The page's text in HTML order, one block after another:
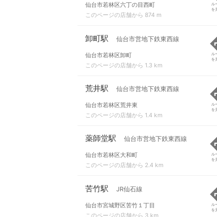
仙台市若林区六丁の目西町
このページの店舗から 874 m
ル
を
卸町駅 仙台市営地下鉄東西線
仙台市若林区卸町
このページの店舗から 1.3 km
ル
を
荒井駅 仙台市営地下鉄東西線
仙台市若林区荒井東
このページの店舗から 1.4 km
ル
を
薬師堂駅 仙台市営地下鉄東西線
仙台市若林区大和町
このページの店舗から 2.4 km
ル
を
苦竹駅 JR仙石線
仙台市宮城野区苦竹１丁目
このページの店舗から 3 km
ル
を